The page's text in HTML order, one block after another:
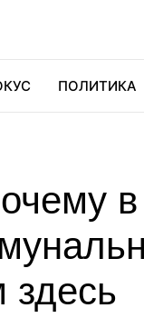
ПОЛИТИКА
в
здесь